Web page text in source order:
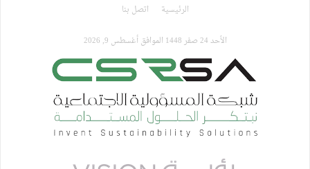
الرئيسية اتصل بنا
الأحد 24 صفر 1448 الموافق أغسطس 9, 2026